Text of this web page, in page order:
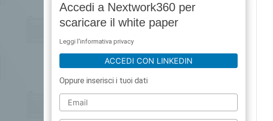
Corsi cybersecurity
Chi siamo
Accedi a Nextwork360 per
scaricare il white paper
Leggi l'informativa privacy
ACCEDI CON LINKEDIN
Oppure inserisci i tuoi dati